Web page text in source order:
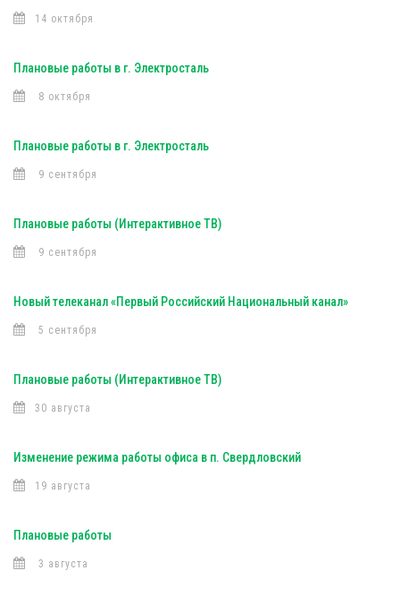
14 октября
Плановые работы в г. Электросталь
8 октября
Плановые работы в г. Электросталь
9 сентября
Плановые работы (Интерактивное ТВ)
9 сентября
Новый телеканал «Первый Российский Национальный канал»
5 сентября
Плановые работы (Интерактивное ТВ)
30 августа
Изменение режима работы офиса в п. Свердловский
19 августа
Плановые работы
3 августа